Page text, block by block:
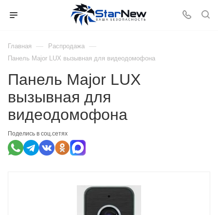
Главная — Распродажа —
Панель Major LUX вызывная для видеодомофона
Поделись в соц.сетях
Панель Major LUX
вызывная для
видеодомофона